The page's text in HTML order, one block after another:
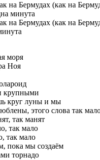
на Бермудах (как на
минута
на Бермудах (как на
моря
Ноя
крупными
круг луны и мы
этого слова так
так манят
так мало
так мало
пока мы создаём
торнадо